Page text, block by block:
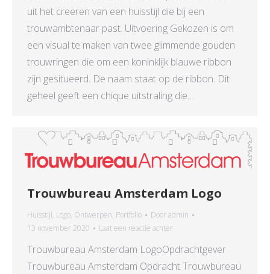
uit het creeren van een huisstijl die bij een
trouwambtenaar past. Uitvoering Gekozen is om
een visual te maken van twee glimmende gouden
trouwringen die om een koninklijk blauwe ribbon
zijn gesitueerd. De naam staat op de ribbon. Dit
geheel geeft een chique uitstraling die…
Trouwbureau Amsterdam Logo
Huisstijl, Logo, Ontwerpen, Portfolio Dooradmin
13 november 2020
Laat een reactie achter
Trouwbureau Amsterdam LogoOpdrachtgever
Trouwbureau Amsterdam Opdracht Trouwbureau